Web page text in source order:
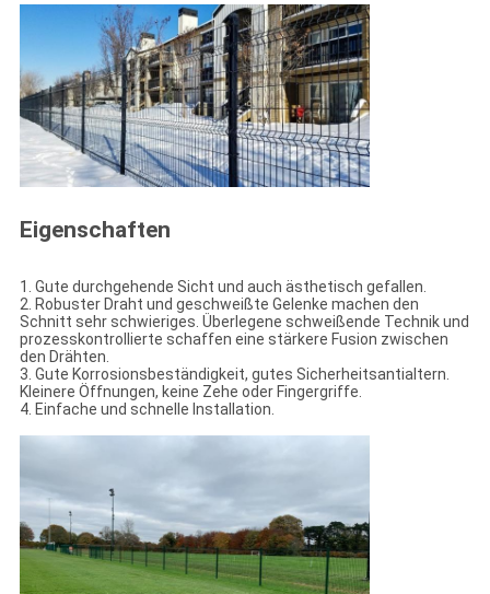
Eigenschaften
1. Gute durchgehende Sicht und auch ästhetisch gefallen.
2. Robuster Draht und geschweißte Gelenke machen den
Schnitt sehr schwieriges. Überlegene schweißende Technik und
prozesskontrollierte schaffen eine stärkere Fusion zwischen
den Drähten.
3. Gute Korrosionsbeständigkeit, gutes Sicherheitsantialtern.
Kleinere Öffnungen, keine Zehe oder Fingergriffe.
4. Einfache und schnelle Installation.